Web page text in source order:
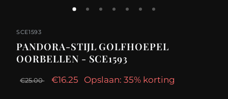
SCE1593
PANDORA-STIJL GOLFHOEPEL
OORBELLEN - SCE1593
€25.00 €16.25 Opslaan: 35% korting